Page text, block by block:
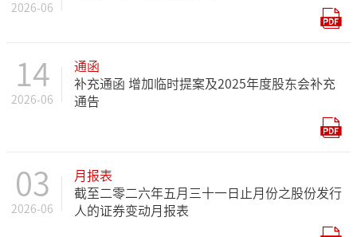
2026-06
14
2026-06
通函
补充通函 增加临时提案及2025年度股东会补充
通告
03
2026-06
月报表
截至二零二六年五月三十一日止月份之股份发行
人的证券变动月报表